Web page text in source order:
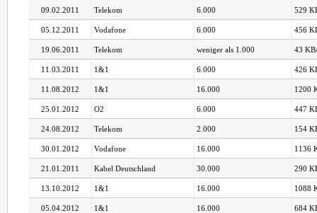
09.02.2011 Telekom 6.000 529
05.12.2011 Vodafone 6.000 456
19.06.2011 Telekom weniger als 1.000 43
11.03.2011 1&1 6.000 426
11.08.2012 1&1 16.000 1200
25.01.2012 O2 6.000 447
24.08.2012 Telekom 2.000 154
30.01.2012 Vodafone 16.000 1136
21.01.2011 Kabel Deutschland 30.000 290
13.10.2012 1&1 16.000 1088
05.04.2012 1&1 16.000 684